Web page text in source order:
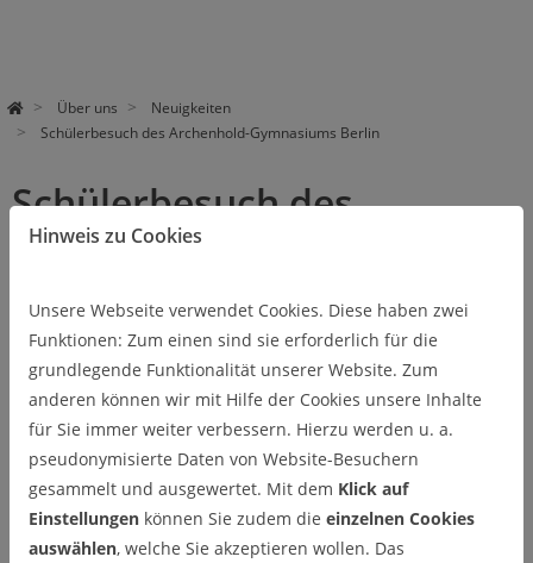
Über uns
Neuigkeiten
Schülerbesuch des Archenhold-Gymnasiums Berlin
Schülerbesuch des
Archenhold-Gymnasiums
Berlin
10.11.2025
Vom 15.07.2025 bis zum 17.07.2025 besuchte eine
Schülergruppe des Leistungskurses Chemie des
Anorganische und Analytische Chemie.
Im Rahmen einer langjährigen Zusammenarbeit mit dem
Hinweis zu Cookies
Unsere Webseite verwendet Cookies. Diese haben zwei
Funktionen: Zum einen sind sie erforderlich für die
grundlegende Funktionalität unserer Website. Zum
anderen können wir mit Hilfe der Cookies unsere Inhalte
für Sie immer weiter verbessern. Hierzu werden u. a.
pseudonymisierte Daten von Website-Besuchern
gesammelt und ausgewertet. Mit dem Klick auf
Einstellungen können Sie zudem die einzelnen Cookies
auswählen, welche Sie akzeptieren wollen. Das